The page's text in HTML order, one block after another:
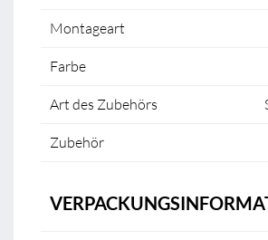
Montageart
Farbe
Art des Zubehörs
Zubehör